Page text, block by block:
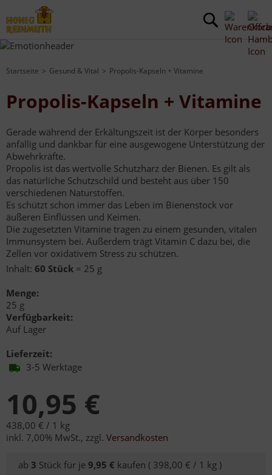
Startseite Gesund & Vital Propolis-Kapseln + Vitamine
Propolis-Kapseln + Vitamine
Gerade während der Erkältungszeit ist der Körper besonders
anfällig und dankbar für eine ausgewogene Unterstützung der
Abwehrkräfte.
Propolis ist das wertvolle Schutzharz der Bienen. Es gilt als
das natürliche Schutzschild und besteht aus über 150
verschiedenen Naturstoffen.
Es schützt schon immer das Leben im Bienenstock vor
äußeren Einflüssen und Keimen.
Die zugesetzten Vitamine tragen zu einem gesunden, vitalen
Immunsystem bei. Außerdem trägt Vitamin C dazu bei, die
Zellen vor oxidativem Stress zu schützen.
Inhalt: 60 Stück = 25 g
Menge:
25 g
Verfügbarkeit:
Auf Lager
Lieferzeit:
3-5 Werktage
10,95 €
438,00 € / 1 kg
inkl. 7,00% MwSt., zzgl. Versandkosten
ab 3 Stück für je 9,95 € kaufen ( 398,00 € / 1 kg )